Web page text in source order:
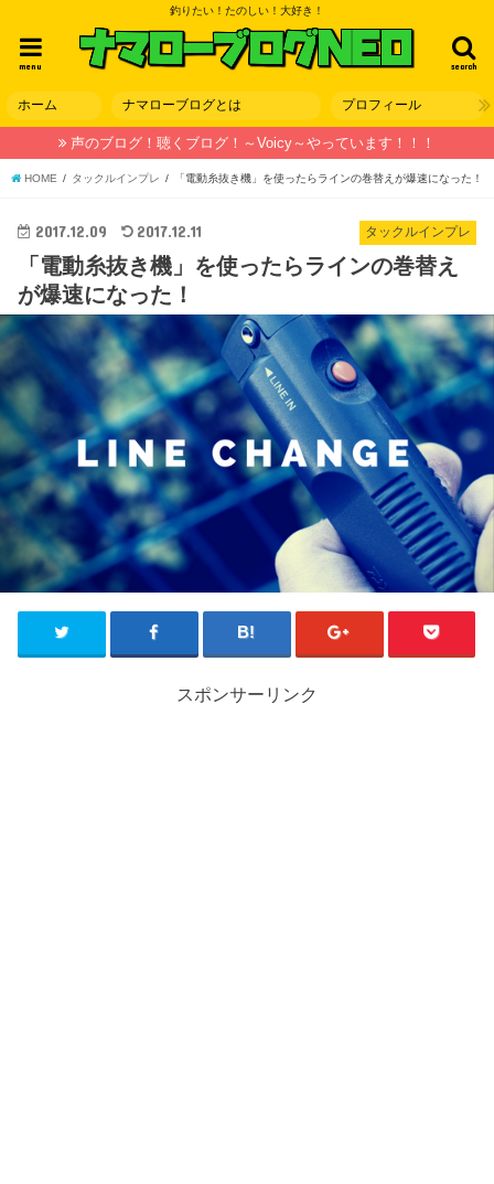
釣りたい！たのしい！大好き！
search
menu
ホーム ナマローブログとは プロフィール
声のブログ！聴くブログ！～Voicy～やっています！！！
HOME タックルインプレ 「電動糸抜き機」を使ったらラインの巻替えが爆速になった！
タックルインプレ
2017.12.09 2017.12.11
「電動糸抜き機」を使ったらラインの巻替え
が爆速になった！
スポンサーリンク